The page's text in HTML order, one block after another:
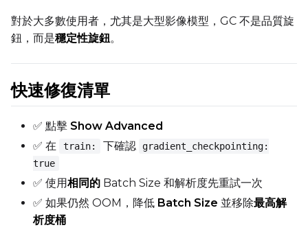
對於大多數使用者，尤其是大型影像模型，GC 不是品質旋
鈕，而是穩定性旋鈕。
快速修復清單
✅ 點擊 Show Advanced
✅ 在
train: 下確認
gradient_checkpointing:
true
✅ 使用相同的 Batch Size 和解析度先重試一次
✅ 如果仍然 OOM，降低 Batch Size 並移除最高解
析度桶